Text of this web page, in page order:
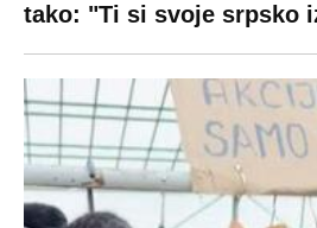
tako: "Ti si svoje srpsko